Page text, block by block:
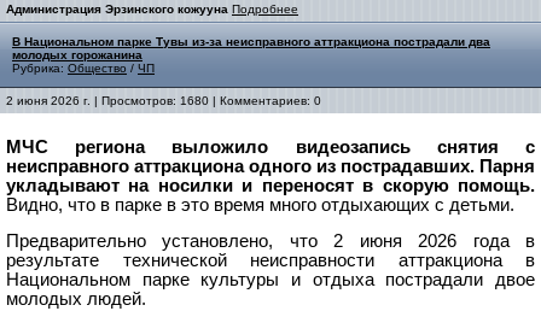
Администрация Эрзинского кожууна Подробнее
В Национальном парке Тувы из-за неисправного аттракциона пострадали два
молодых горожанина
Рубрика: Общество / ЧП
2 июня 2026 г. | Просмотров: 1680 | Комментариев: 0
МЧС региона выложило видеозапись снятия с
неисправного аттракциона одного из пострадавших. Парня
укладывают на носилки и переносят в скорую помощь.
Видно, что в парке в это время много отдыхающих с детьми.
Предварительно установлено, что 2 июня 2026 года в
результате технической неисправности аттракциона в
Национальном парке культуры и отдыха пострадали двое
молодых людей.